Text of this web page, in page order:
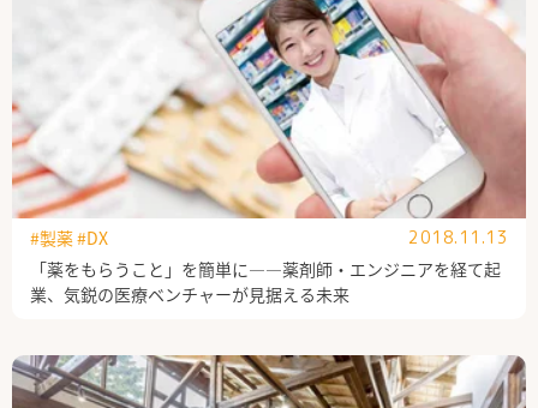
「薬をもらうこと」を簡単に――薬剤師・エンジニアを経て起
業、気鋭の医療ベンチャーが見据える未来
#製薬#DX 2018.11.13